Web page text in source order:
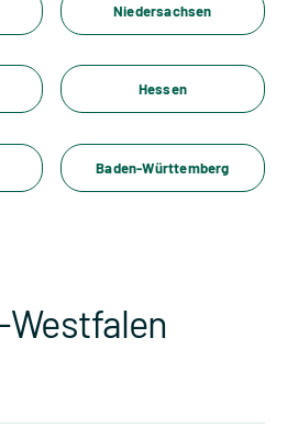
Niedersachsen
Hessen
Baden-Württemberg